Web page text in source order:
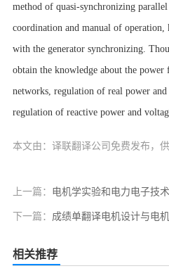
method of quasi-synchronizing
coordination and manual of operation,
with the generator synchronizing.
obtain the knowledge about the
networks, regulation of real power and
regulation of reactive power and
本文由：译联翻译公司免费发布，
上一篇： 电机学实验和电力电子技
下一篇： 成绩单翻译电机设计与电
相关推荐